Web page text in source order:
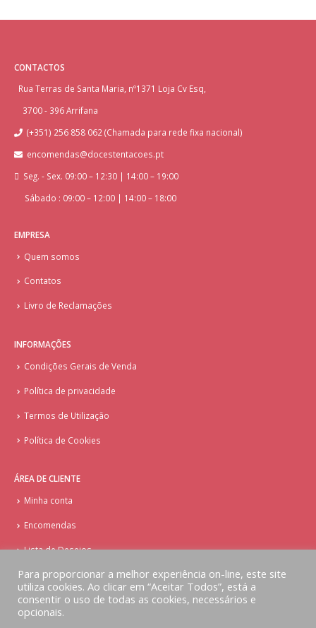
CONTACTOS
Rua Terras de Santa Maria, nº1371 Loja Cv Esq,
3700 - 396 Arrifana
(+351) 256 858 062 (Chamada para rede fixa nacional)
encomendas@docestentacoes.pt
Seg. - Sex. 09:00 – 12:30 | 14:00 – 19:00
Sábado : 09:00 – 12:00 | 14:00 – 18:00
EMPRESA
Quem somos
Contatos
Livro de Reclamações
INFORMAÇÕES
Condições Gerais de Venda
Política de privacidade
Termos de Utilização
Política de Cookies
ÁREA DE CLIENTE
Minha conta
Encomendas
Lista de Desejos
Para proporcionar a melhor experiência on-line, este site
utiliza cookies. Ao clicar em “Aceitar Todos”, está a
consentir o uso de todas as cookies, necessários e
opcionais.